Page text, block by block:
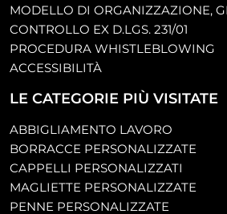
MODELLO DI ORGANIZZAZIONE,
CONTROLLO EX D.LGS. 231/01
PROCEDURA WHISTLEBLOWING
ACCESSIBILITÀ
LE CATEGORIE PIÙ VISITATE
ABBIGLIAMENTO LAVORO
BORRACCE PERSONALIZZATE
CAPPELLI PERSONALIZZATI
MAGLIETTE PERSONALIZZATE
PENNE PERSONALIZZATE